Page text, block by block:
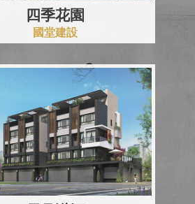
四季花園
國堂建設